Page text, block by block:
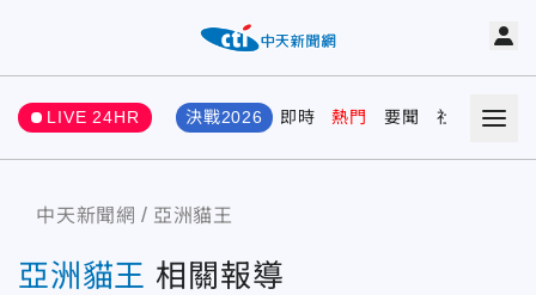
LIVE 24HR 決戰2026 即時 熱門 要聞 社會 娛樂
中天新聞網 亞洲貓王
亞洲貓王 相關報導